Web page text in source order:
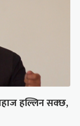
हल्लिन सक्छ,